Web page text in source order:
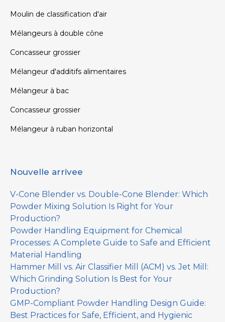
Moulin de classification d'air
Mélangeurs à double cône
Concasseur grossier
Mélangeur d'additifs alimentaires
Mélangeur à bac
Concasseur grossier
Mélangeur à ruban horizontal
Nouvelle arrivee
V-Cone Blender vs. Double-Cone Blender: Which
Powder Mixing Solution Is Right for Your
Production?
Powder Handling Equipment for Chemical
Processes: A Complete Guide to Safe and Efficient
Material Handling
Hammer Mill vs. Air Classifier Mill (ACM) vs. Jet Mill:
Which Grinding Solution Is Best for Your
Production?
GMP-Compliant Powder Handling Design Guide:
Best Practices for Safe, Efficient, and Hygienic